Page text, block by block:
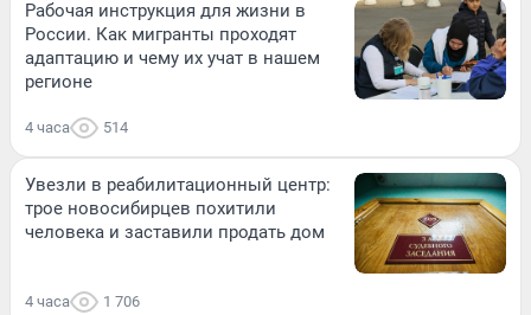
Рабочая инструкция для жизни в
России. Как мигранты проходят
адаптацию и чему их учат в нашем
регионе
4 часа 514
Увезли в реабилитационный центр:
трое новосибирцев похитили
человека и заставили продать дом
4 часа 1 706